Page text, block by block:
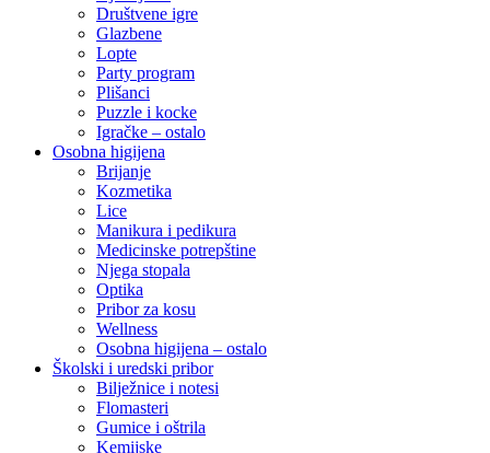
Društvene igre
Glazbene
Lopte
Party program
Plišanci
Puzzle i kocke
Igračke – ostalo
Osobna higijena
Brijanje
Kozmetika
Lice
Manikura i pedikura
Medicinske potrepštine
Njega stopala
Optika
Pribor za kosu
Wellness
Osobna higijena – ostalo
Školski i uredski pribor
Bilježnice i notesi
Flomasteri
Gumice i oštrila
Kemijske